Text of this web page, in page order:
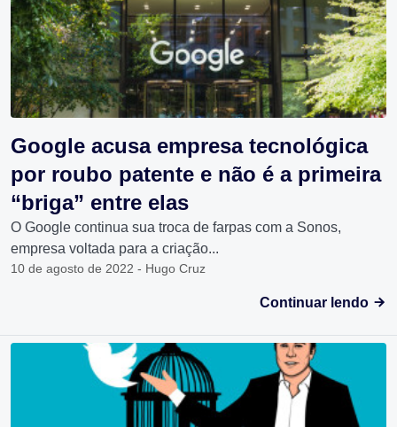
Google acusa empresa tecnológica
por roubo patente e não é a primeira
“briga” entre elas
O Google continua sua troca de farpas com a Sonos,
empresa voltada para a criação...
10 de agosto de 2022 - Hugo Cruz
Continuar lendo